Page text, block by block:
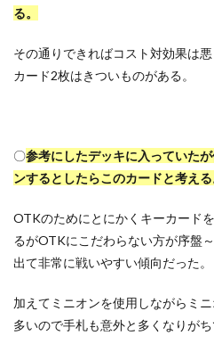
る。
その通りできればコスト対効果は
カード2枚はきついものがある。
〇参考にしたデッキに入っていた
ンするとしたらこのカードと考える
OTKのためにとにかくキーカード
るがOTKにこだわらない方が序盤
出て非常に戦いやすい傾向だった。
加えてミニオンを使用しながらミ
多いので手札も意外と多くなりがち